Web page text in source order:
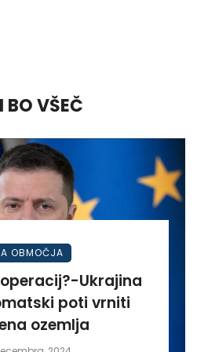
VŠEČ
OBMOČJA
Ukrajina
poti vrniti
ozemlja